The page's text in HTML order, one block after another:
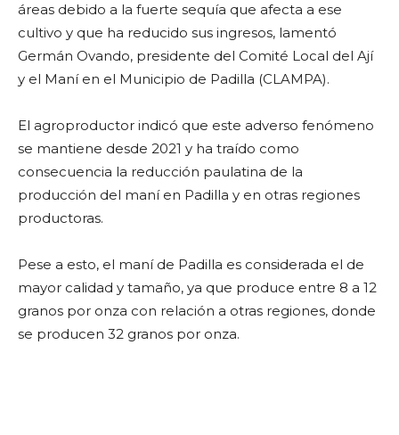
áreas debido a la fuerte sequía que afecta a ese
cultivo y que ha reducido sus ingresos, lamentó
Germán Ovando, presidente del Comité Local del Ají
y el Maní en el Municipio de Padilla (CLAMPA).
El agroproductor indicó que este adverso fenómeno
se mantiene desde 2021 y ha traído como
consecuencia la reducción paulatina de la
producción del maní en Padilla y en otras regiones
productoras.
Pese a esto, el maní de Padilla es considerada el de
mayor calidad y tamaño, ya que produce entre 8 a 12
granos por onza con relación a otras regiones, donde
se producen 32 granos por onza.